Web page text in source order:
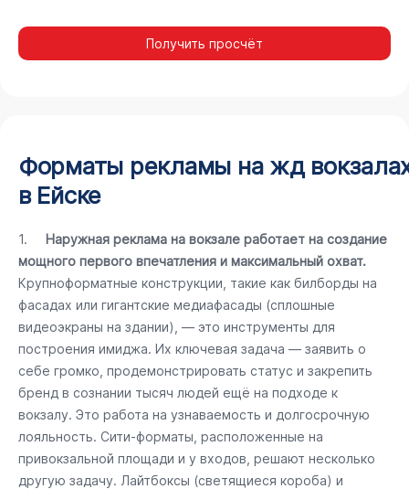
Получить просчёт
Форматы рекламы на жд
в Ейске
1. Наружная реклама на вокзале работает на создание
мощного первого впечатления и максимальный охват.
Крупноформатные конструкции, такие как билборды на
фасадах или гигантские медиафасады (сплошные
видеоэкраны на здании), — это инструменты для
построения имиджа. Их ключевая задача — заявить о
себе громко, продемонстрировать статус и закрепить
бренд в сознании тысяч людей ещё на подходе к
вокзалу. Это работа на узнаваемость и долгосрочную
лояльность. Сити-форматы, расположенные на
привокзальной площади и у входов, решают несколько
другую задачу. Лайтбоксы (светящиеся короба) и